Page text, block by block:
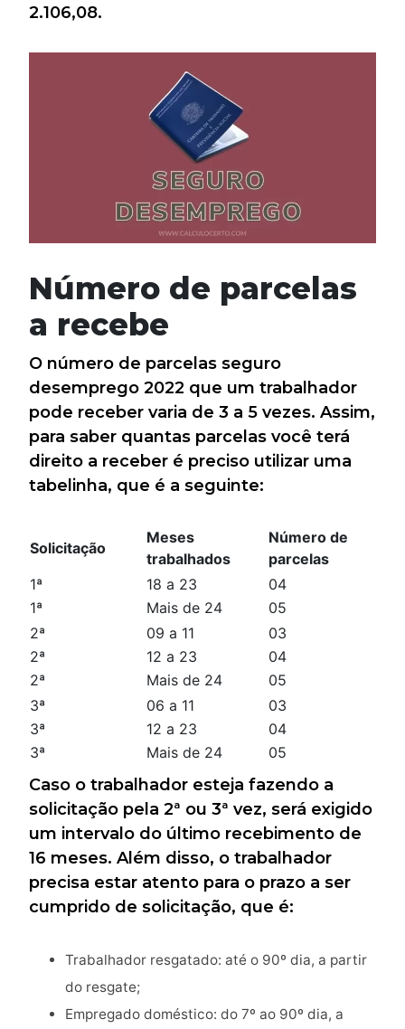
2.106,08.
Número de parcelas
a recebe
O número de parcelas seguro
desemprego 2022 que um trabalhador
pode receber varia de 3 a 5 vezes. Assim,
para saber quantas parcelas você terá
direito a receber é preciso utilizar uma
tabelinha, que é a seguinte:
Solicitação
Meses
trabalhados
Número de
parcelas
1ª
18 a 23
04
1ª
Mais de 24
05
2ª
09 a 11
03
2ª
12 a 23
04
2ª
Mais de 24
05
3ª
06 a 11
03
3ª
12 a 23
04
3ª
Mais de 24 05
Caso o trabalhador esteja fazendo a
solicitação pela 2ª ou 3ª vez, será exigido
um intervalo do último recebimento de
16 meses. Além disso, o trabalhador
precisa estar atento para o prazo a ser
cumprido de solicitação, que é:
Trabalhador resgatado: até o 90º dia, a partir
do resgate;
Empregado doméstico: do 7º ao 90º dia, a